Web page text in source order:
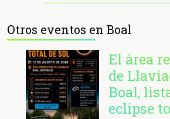
Otros eventos en Boal
El área
de
Boal,
eclipse